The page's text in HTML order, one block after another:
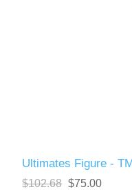
Ultimates Figure -
$102.68 $75.00